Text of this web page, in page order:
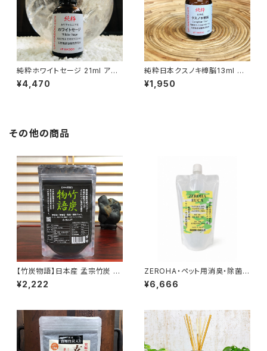
純粋ホワイトセージ 21ml アロ
マオイル
¥4,470
純粋日本クスノキ樟脳13ml ア
ロマオイル
¥1,950
その他の商品
【竹炭物語】日本産 孟宗竹炭 竹
炭パウダー 52g
¥2,222
ZEROHA・ペット用消臭・除菌ス
プレー レモンユーカリタイプ
詰め替え用 約1L
¥6,666